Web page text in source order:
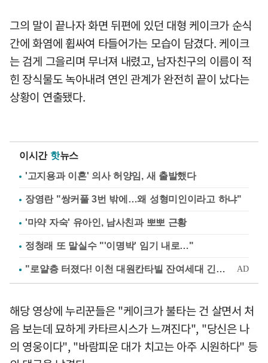
그의 말이 끝나자 화면 뒤편에 있던 대형 케이크가 순식
간에 화염에 휩싸여 타들어가는 모습이 담겼다. 케이크
는 검게 그을리며 무너져 내렸고, 남자친구의 이름이 적
힌 장식물도 녹아내려 연인 관계가 완전히 끝이 났다는
상황이 연출됐다.
이시간 핫뉴스
'고지용과 이혼' 의사 허양임, 새 출발했다
장영란 "쌍커풀 3번 밖에…왜 성형미인이라고 하냐"
'마약 자숙' 유아인, 남사친과 뽀뽀 근황
정청래 또 말실수 "'이명박' 임기 내로…"
해당 영상에 누리꾼들은 "케이크가 불타는 건 살면서 처
음 보는데 묘하게 카타르시스가 느껴진다", "당신은 나
의 영웅이다", "바람피운 대가 치고는 아주 시원하다" 등